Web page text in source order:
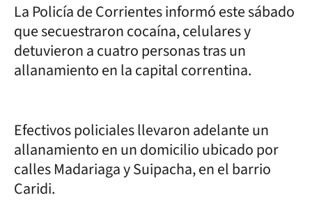
La Policía de Corrientes informó este sábado
que secuestraron cocaína, celulares y
detuvieron a cuatro personas tras un
allanamiento en la capital correntina.
Efectivos policiales llevaron adelante un
allanamiento en un domicilio ubicado por
calles Madariaga y Suipacha, en el barrio
Caridi.